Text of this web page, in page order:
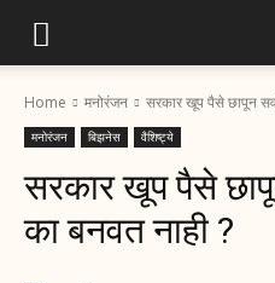
Home मनोरंजन सरकार खूप पैसे छापून
मनोरंजन बिझनेस वैशिष्ट्ये
सरकार खूप पैसे
का बनवत नाही ?